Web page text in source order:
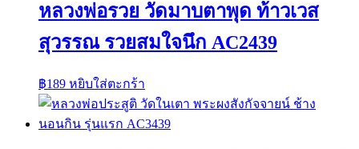
หลวงพ่อรวย วัดมาบตาพุด ท้าวเวส
สุวรรณ รวยสมใจนึก AC2439
฿189 หยิบใส่ตะกร้า